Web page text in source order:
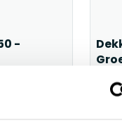
-
1-